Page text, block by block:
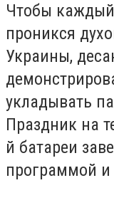
Чтобы
проникся
Украины,
укладывать
Праздник на
й батареи
программой